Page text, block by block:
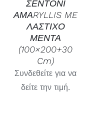
ΣΕΝΤΟΝΙ
ΑΜΑRYLLIS ME
ΛΑΣΤΙΧΟ
ΜΕΝΤΑ
(100×200+30
Cm)
Συνδεθείτε για να
δείτε την τιμή.